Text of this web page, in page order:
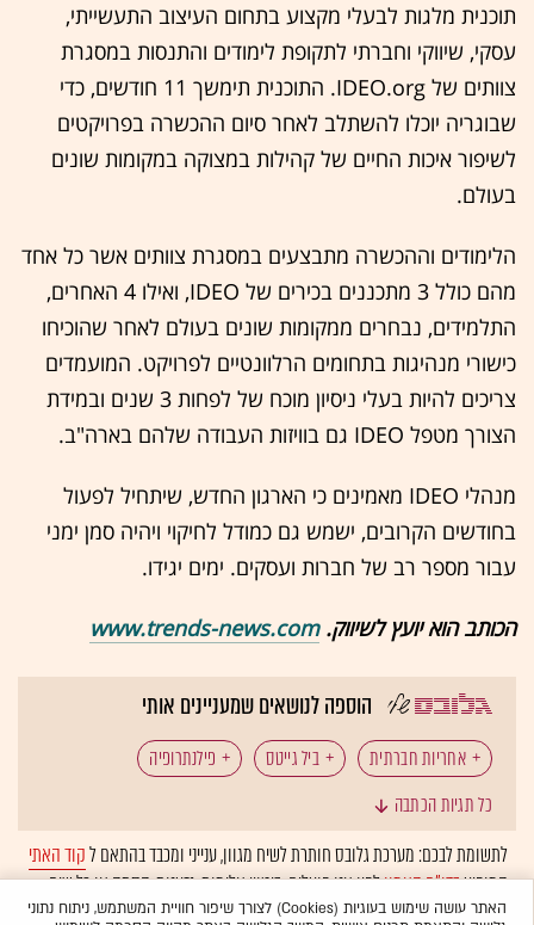
תוכנית מלגות לבעלי מקצוע בתחום העיצוב התעשייתי,
עסקי, שיווקי וחברתי לתקופת לימודים והתנסות במסגרת
צוותים של IDEO.org. התוכנית תימשך 11 חודשים, כדי
שבוגריה יוכלו להשתלב לאחר סיום ההכשרה בפרויקטים
לשיפור איכות החיים של קהילות במצוקה במקומות שונים
בעולם.
הלימודים וההכשרה מתבצעים במסגרת צוותים אשר כל אחד
מהם כולל 3 מתכננים בכירים של IDEO, ואילו 4 האחרים,
התלמידים, נבחרים ממקומות שונים בעולם לאחר שהוכיחו
כישורי מנהיגות בתחומים הרלוונטיים לפרויקט. המועמדים
צריכים להיות בעלי ניסיון מוכח של לפחות 3 שנים ובמידת
הצורך מטפל IDEO גם בוויזות העבודה שלהם בארה"ב.
מנהלי IDEO מאמינים כי הארגון החדש, שיתחיל לפעול
בחודשים הקרובים, ישמש גם כמודל לחיקוי ויהיה סמן ימני
עבור מספר רב של חברות ועסקים. ימים יגידו.
הכותב הוא יועץ לשיווק.www.trends-news.com
הוספה לנושאים שמעניינים אותי
אחריות חברתית ביל גייטס פילנתרופיה
תרומה לקהילה
כל תגיות הכתבה
לתשומת לבכם: מערכת גלובס חותרת לשיח מגוון, ענייני ומכבד בהתאם לקוד האתי
המופיעבדו"ח האמוןלפיו אנו פועלים. ביטויי אלימות, גזענות, הסתה או כל שיח
בלתי הולם אחר מסוננים בצורהאוטומטיתולא יפורסמו באתר.
האתר עושה שימוש בעוגיות (Cookies) לצורך שיפור חוויית המשתמש, ניתוח נתוני